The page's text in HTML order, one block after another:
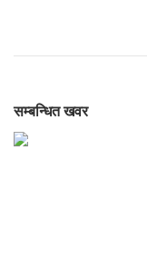
सम्बन्धित खवर